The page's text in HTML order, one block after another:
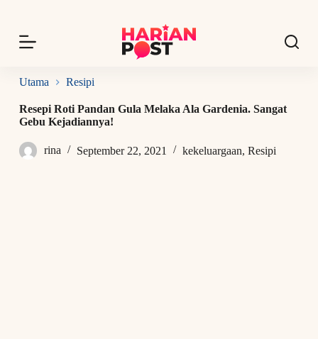
p
o
o
n
n
Utama Resipi
Resepi Roti Pandan Gula Melaka Ala Gardenia. Sangat
Gebu Kejadiannya!
rina September 22, 2021 kekeluargaan, Resipi